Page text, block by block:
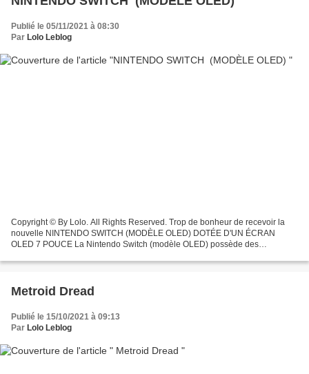
Publié le 05/11/2021 à 08:30
Par Lolo Leblog
Copyright © By Lolo. All Rights Reserved. Trop de bonheur de recevoir la
nouvelle NINTENDO SWITCH (MODÈLE OLED) DOTÉE D'UN ÉCRAN
OLED 7 POUCE La Nintendo Switch (modèle OLED) possède des
Metroid Dread
Publié le 15/10/2021 à 09:13
Par Lolo Leblog